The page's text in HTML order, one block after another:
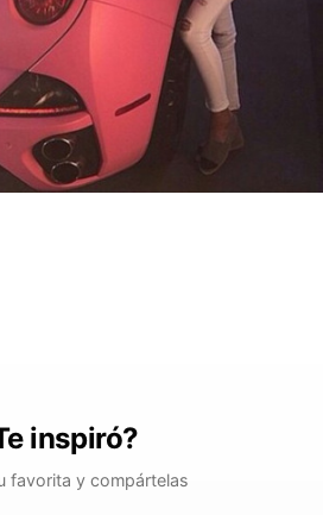
inspiró?
favorita y compártelas